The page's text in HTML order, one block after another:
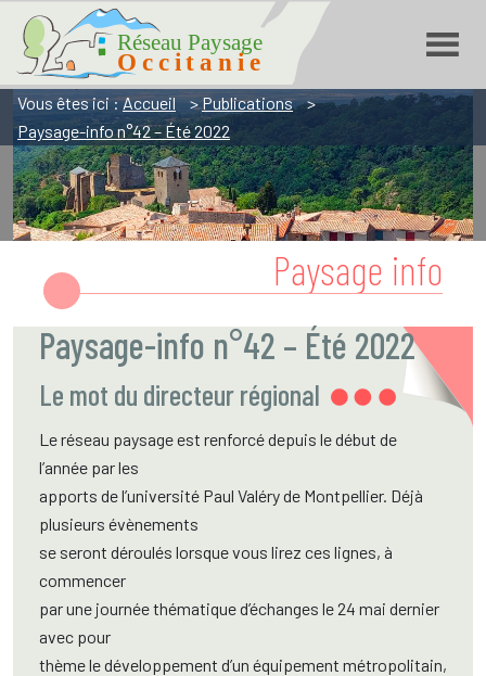
Aller
navigation
Aller
recherche
Aller
contenu
Réseau Paysage Occitanie
Vous êtes ici :Accueil >Publications >
Paysage-info n°42 – Été 2022
Paysage info
Paysage-info n°42 – Été 2022
Le mot du directeur régional
Le réseau paysage est renforcé depuis le début de
l’année par les
apports de l’université Paul Valéry de Montpellier. Déjà
plusieurs évènements
se seront déroulés lorsque vous lirez ces lignes, à
commencer
par une journée thématique d’échanges le 24 mai dernier
avec pour
thème le développement d’un équipement métropolitain,